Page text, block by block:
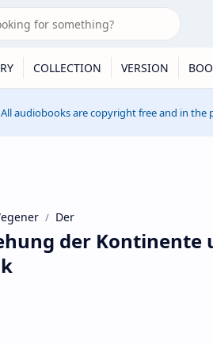
COLLECTION VERSION
All audiobooks are copyright free and in
Der
der Kontinente